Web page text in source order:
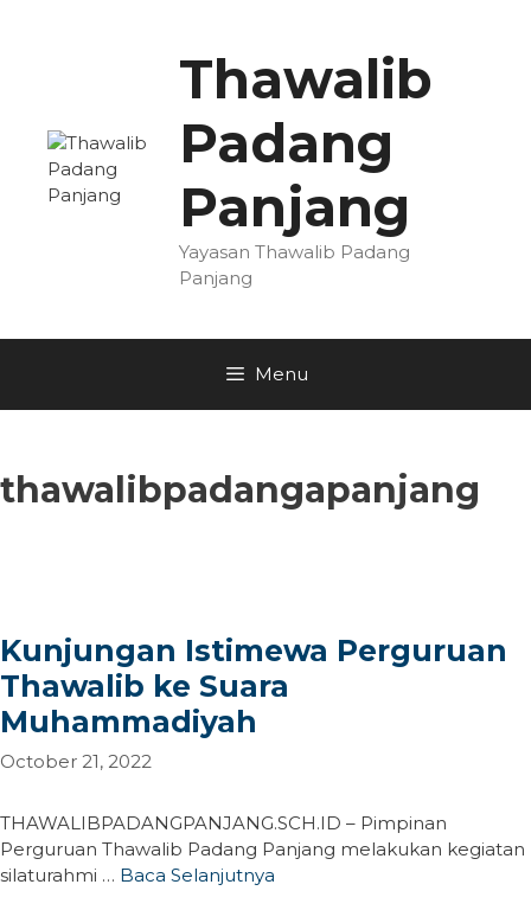
Thawalib
Padang
Panjang
Yayasan Thawalib Padang
Panjang
Menu
thawalibpadangapanjang
Kunjungan Istimewa Perguruan
Thawalib ke Suara
Muhammadiyah
October 21, 2022
THAWALIBPADANGPANJANG.SCH.ID – Pimpinan
Perguruan Thawalib Padang Panjang melakukan kegiatan
silaturahmi … Baca Selanjutnya